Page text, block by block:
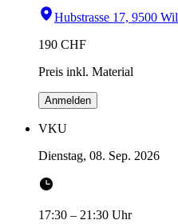
Hubstrasse 17, 9500 Wil
190 CHF
Preis inkl. Material
Anmelden
VKU
Dienstag, 08. Sep. 2026
17:30 – 21:30 Uhr